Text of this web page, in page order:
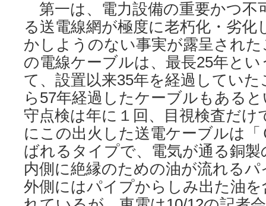
第一は、電力設備の重要かつ不
る送電線網が極度に老朽化・劣
かしようのない事実が露呈され
の電線ケーブルは、最長25年と
て、設置以来35年を経過してい
ら57年経過したケーブルもある
守点検は年に１回、目視検査だ
にこの出火した送電ケーブルは
ばれるタイプで、電気が通る銅
内側に絶縁のための油が流れる
外側にはパイプからしみ出た油